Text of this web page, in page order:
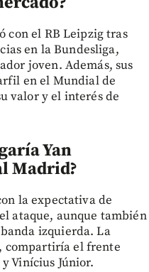
con el RB Leipzig tras
en la Bundesliga,
joven. Además, sus
en el Mundial de
valor y el interés de
Yan
Madrid?
la expectativa de
ataque, aunque también
izquierda. La
compartiría el frente
Vinícius Júnior.